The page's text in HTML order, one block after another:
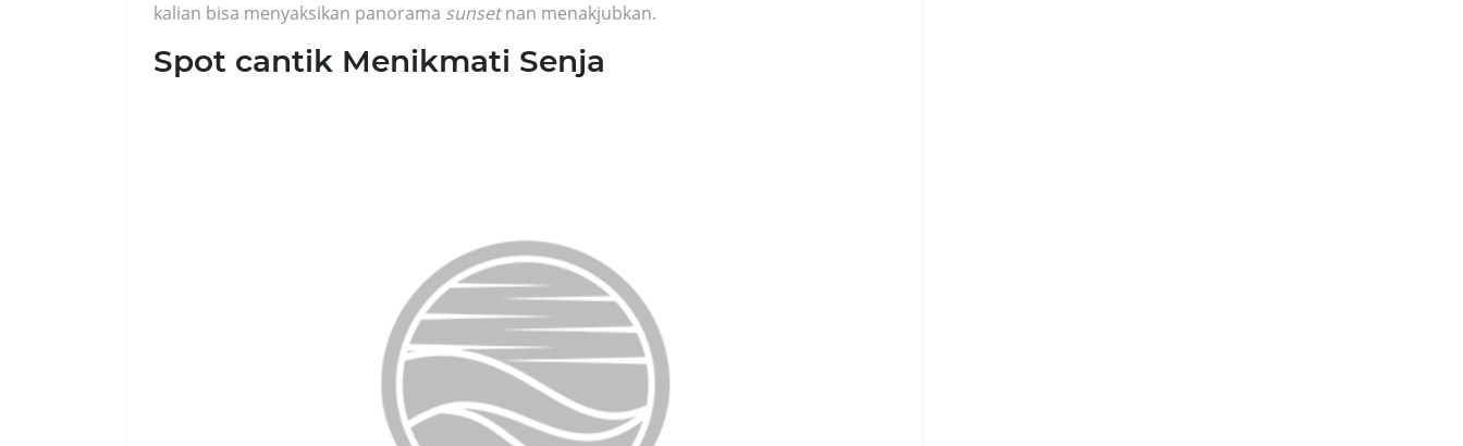
kalian bisa menyaksikan panorama sunsetnan menakjubkan.
Spot cantik Menikmati Senja